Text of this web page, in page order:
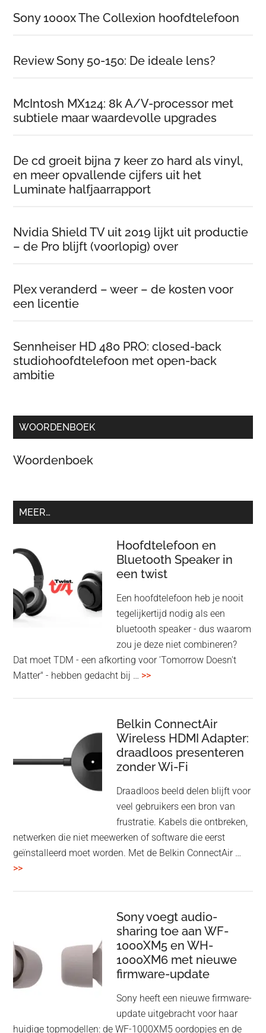
Sony 1000x The Collexion hoofdtelefoon
Review Sony 50-150: De ideale lens?
McIntosh MX124: 8k A/V-processor met
subtiele maar waardevolle upgrades
De cd groeit bijna 7 keer zo hard als vinyl,
en meer opvallende cijfers uit het
Luminate halfjaarrapport
Nvidia Shield TV uit 2019 lijkt uit productie
– de Pro blijft (voorlopig) over
Plex veranderd – weer – de kosten voor
een licentie
Sennheiser HD 480 PRO: closed-back
studiohoofdtelefoon met open-back
ambitie
WOORDENBOEK
Woordenboek
MEER…
Hoofdtelefoon en
Bluetooth Speaker in
een twist
Een hoofdtelefoon heb je nooit
tegelijkertijd nodig als een
bluetooth speaker - dus waarom
zou je deze niet combineren?
Dat moet TDM - een afkorting voor 'Tomorrow Doesn't
Matter" - hebben gedacht bij … >>overHoofdtelefoon
Speaker
in
een
twist
Belkin ConnectAir
Wireless HDMI Adapter:
draadloos presenteren
zonder Wi-Fi
Draadloos beeld delen blijft voor
veel gebruikers een bron van
frustratie. Kabels die ontbreken,
netwerken die niet meewerken of software die eerst
geïnstalleerd moet worden. Met de Belkin ConnectAir …
>>overBelkin
draadloos
presenteren
zonder
Wi-
Sony voegt audio-
sharing toe aan WF-
1000XM5 en WH-
1000XM6 met nieuwe
firmware-update
Sony heeft een nieuwe firmware-
update uitgebracht voor haar
huidige topmodellen: de WF-1000XM5 oordopjes en de